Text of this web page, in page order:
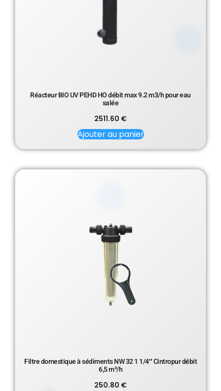
Réacteur BIO UV PEHD HO débit max 9.2 m3/h pour eau
salée
2511.60 €
Ajouter au panier
Filtre domestique à sédiments NW 32 1 1/4″ Cintropur débit
6,5 m³/h
250.80 €